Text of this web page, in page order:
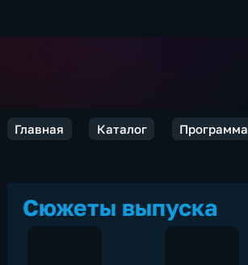
Главная Каталог Программа
Сюжеты выпуска